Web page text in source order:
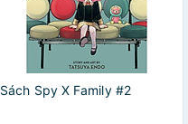
Sách Spy X Family #2